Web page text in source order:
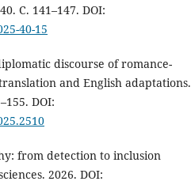
С. 141–147. DOI:
40-15
discourse of romance-
and English adaptations.
DOI:
from detection to inclusion
2026. DOI: